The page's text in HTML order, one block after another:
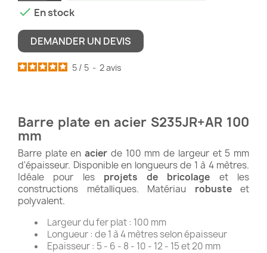
 En stock
DEMANDER UN DEVIS
5 / 5 - 2avis
Barre plate en acier S235JR+AR 100
mm
Barre plate enacier de 100 mm de largeur et 5 mm
d'épaisseur. Disponible en longueurs de 1 à 4 mètres.
Idéale pour les projets de bricolage et les
constructions métalliques. Matériau robusteet
polyvalent.
Largeur du fer plat : 100 mm
Longueur : de 1 à 4 mètres selon épaisseur
Epaisseur : 5 - 6 - 8 - 10 - 12 - 15 et 20 mm